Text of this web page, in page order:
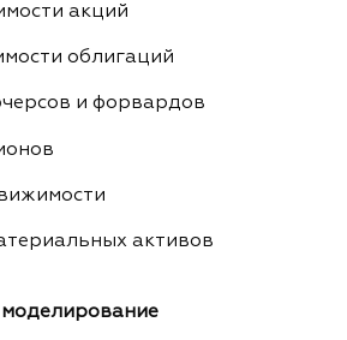
акций
облигаций
и форвардов
активов